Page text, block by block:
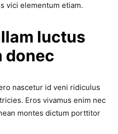
vici elementum etiam.
luctus
donec
nascetur id veni ridiculus
Eros vivamus enim nec
montes dictum porttitor